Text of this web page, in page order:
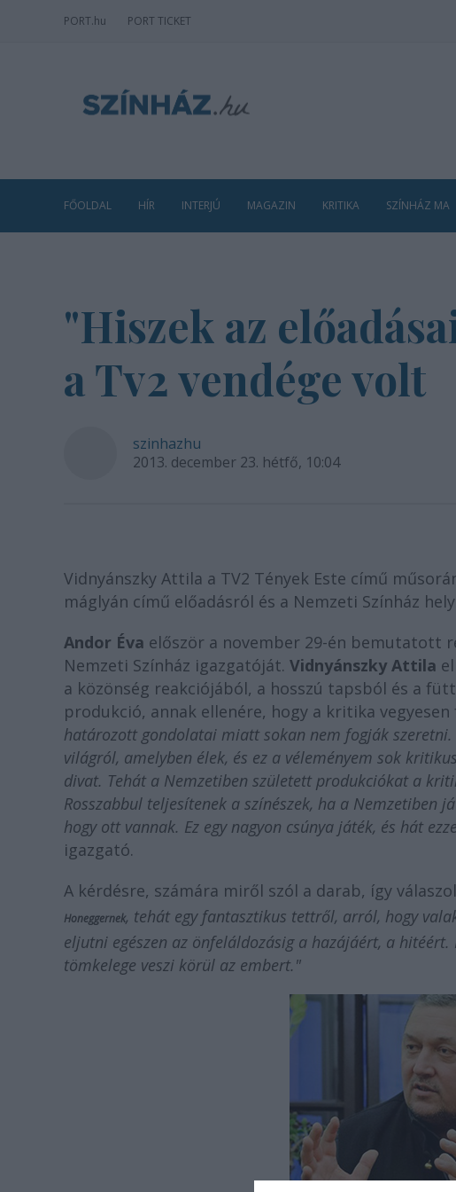
PORT.hu PORT TICKET
FŐOLDAL HÍR INTERJÚ MAGAZIN KRITIKA SZÍNHÁZ MA
"Hiszek az
a Tv2 vendége volt
szinhazhu
2013. december 23. hétfő, 10:04
Vidnyánszky Attila a TV2 Tények Este című
máglyán című előadásról és a Nemzeti Színház
Andor Éva először a november 29-én bemutatott
Nemzeti Színház igazgatóját. Vidnyánszky Attila
a közönség reakciójából, a hosszú tapsból és a
produkció, annak ellenére, hogy a kritika vegyesen
határozott gondolatai miatt sokan nem fogják
világról, amelyben élek, és ez a véleményem sok
divat. Tehát a Nemzetiben született produkciókat a
Rosszabbul teljesítenek a színészek, ha a Nemzetiben
hogy ott vannak. Ez egy nagyon csúnya játék, és hát
igazgató.
A kérdésre, számára miről szól a darab, így
Honeggernek, tehát egy fantasztikus tettről, arról, hogy
eljutni egészen az önfeláldozásig a hazájáért, a
tömkelege veszi körül az embert."